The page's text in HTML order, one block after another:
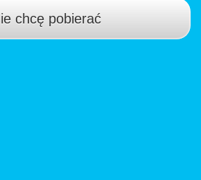
chcę pobierać